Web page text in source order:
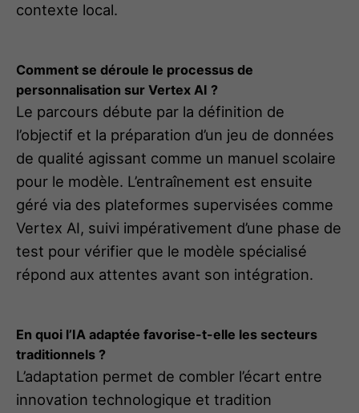
contexte local.
Comment se déroule le processus de
personnalisation sur Vertex AI ?
Le parcours débute par la définition de
l’objectif et la préparation d’un jeu de données
de qualité agissant comme un manuel scolaire
pour le modèle. L’entraînement est ensuite
géré via des plateformes supervisées comme
Vertex AI, suivi impérativement d’une phase de
test pour vérifier que le modèle spécialisé
répond aux attentes avant son intégration.
En quoi l’IA adaptée favorise-t-elle les secteurs
traditionnels ?
L’adaptation permet de combler l’écart entre
innovation technologique et tradition